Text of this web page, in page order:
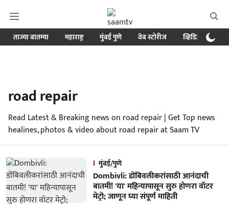
ताज्या बातम्या महाराष्ट्र मुंबई पुणे वेब स्टोरीज व्हिडिओ
road repair
Read Latest & Breaking news on road repair | Get Top news
healines, photos & video about road repair at Saam TV
मुंबई/पुणे
Dombivli: डोंबिवलीकरांसाठी आनंदाची
बातमी! 'या' महिन्यापासून सुरु होणरा वॉटर
मेट्रो; जाणून घ्या संपूर्ण माहिती